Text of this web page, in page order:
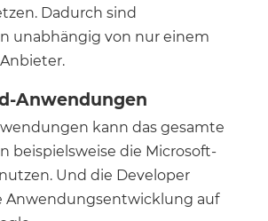
Dadurch sind
unabhängig von nur einem
Anwendungen
kann das gesamte
beispielsweise die Microsoft-
Und die Developer
Anwendungsentwicklung auf